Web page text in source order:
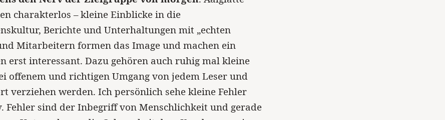
charakterlos – kleine Einblicke in die
Berichte und Unterhaltungen mit „echten
Mitarbeitern formen das Image und machen ein
erst interessant. Dazu gehören auch ruhig mal kleine
offenem und richtigen Umgang von jedem Leser und
verziehen werden. Ich persönlich sehe kleine Fehler
Fehler sind der Inbegriff von Menschlichkeit und gerade